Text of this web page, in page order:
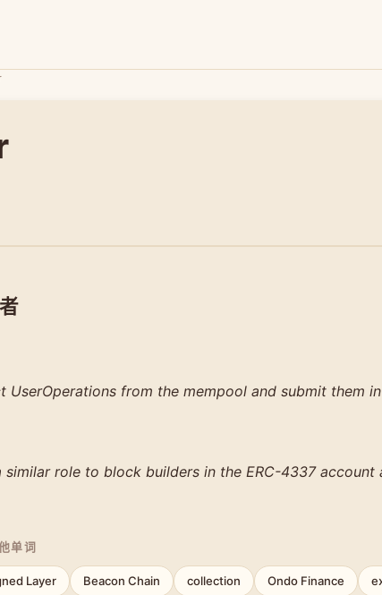
UserOperations from the mempool and submit them
similar role to block builders in the ERC-4337 account
单词
Layer Beacon Chain collection Ondo Finance